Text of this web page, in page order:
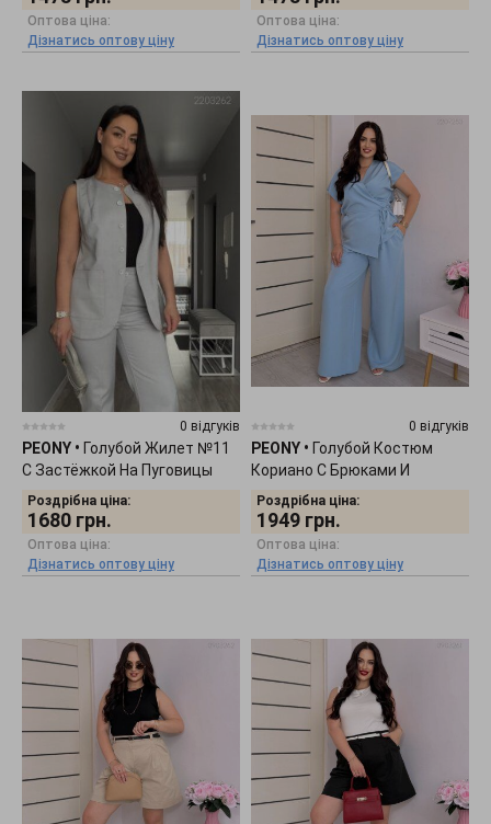
Оптова ціна:
Дізнатись оптову ціну
Оптова ціна:
Дізнатись оптову ціну
0 відгуків
PEONY • Голубой Жилет №11
С Застёжкой На Пуговицы
2203262
Роздрібна ціна:
1680 грн.
Оптова ціна:
Дізнатись оптову ціну
0 відгуків
PEONY • Голубой Костюм
Кориано С Брюками И
Жилетом 2207253
Роздрібна ціна:
1949 грн.
Оптова ціна:
Дізнатись оптову ціну